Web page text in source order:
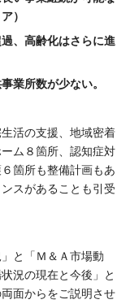
ア）
、高齢化はさらに進
業所数が少ない。
活の支援、地域密着
ム８箇所、認知症対
箇所も整備計画もあ
スがあることも引受
と「Ｍ＆Ａ市場動
況の現在と今後」と
面からをご説明させ